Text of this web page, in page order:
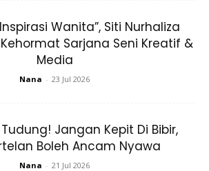
Wanita”, Siti Nurhaliza
Sarjana Seni Kreatif &
Media
Nana - 23 Jul 2026
Jangan Kepit Di Bibir,
Boleh Ancam Nyawa
Nana - 21 Jul 2026